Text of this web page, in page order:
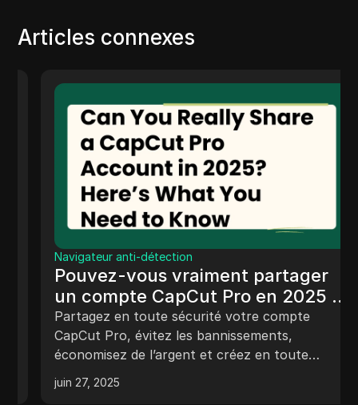
Articles connexes
Navigateur anti-détection
Pouvez-vous vraiment partager
un compte CapCut Pro en 2025 ?
Voici ce que vous devez savoir
Partagez en toute sécurité votre compte
CapCut Pro, évitez les bannissements,
économisez de l’argent et créez en toute
confiance !
juin 27, 2025